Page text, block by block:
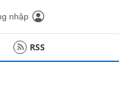
nhập
RSS